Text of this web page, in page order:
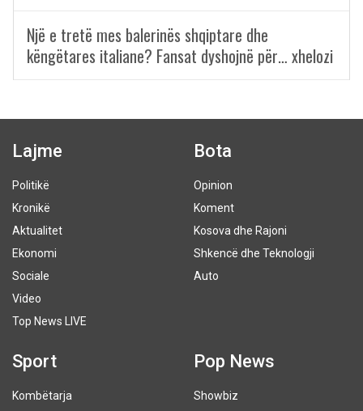
Një e tretë mes balerinës shqiptare dhe
këngëtares italiane? Fansat dyshojnë për… xhelozi
Lajme
Politikë
Kronikë
Aktualitet
Ekonomi
Sociale
Video
Top News LIVE
Bota
Opinion
Koment
Kosova dhe Rajoni
Shkencë dhe Teknologji
Auto
Sport
Kombëtarja
Pop News
Showbiz